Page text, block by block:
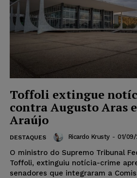
Toffoli extingue
contra Augusto Aras
Araújo
DESTAQUES Ricardo Krusty - 01/
O ministro do Supremo Tribunal
Toffoli, extinguiu notícia-crime
senadores que integraram a